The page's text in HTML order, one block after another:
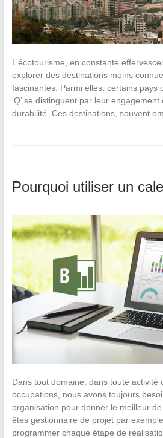
L’écotourisme, en constante
explorer des destinations moins
fascinantes. Parmi elles, certains pays
‘Q’ se distinguent par leur
durabilité. Ces destinations, souvent
Pourquoi utiliser un
Dans tout domaine, dans toute activité
occupations, nous avons toujours
organisation pour donner le meilleur
êtes gestionnaire de projet par
programmer chaque étape de